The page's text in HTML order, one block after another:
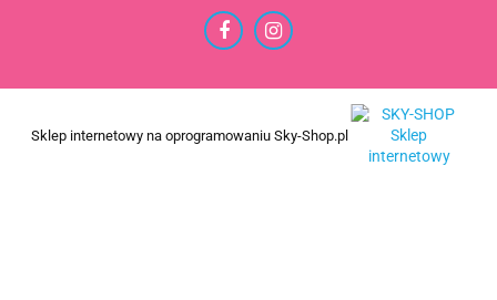
Sklep internetowy na oprogramowaniu Sky-Shop.pl